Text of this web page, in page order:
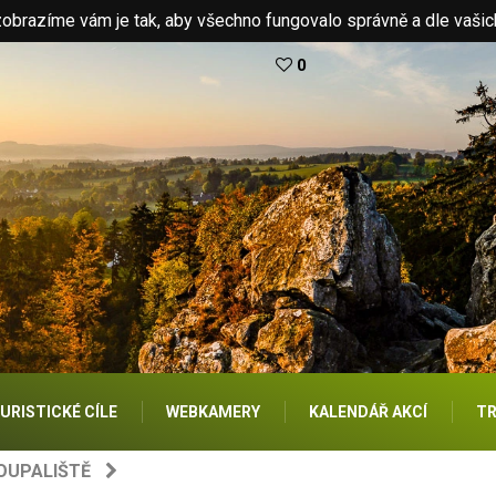
vám je tak, aby všechno fungovalo správně a dle
0
CÍLE WEBKAMERY KALENDÁŘ AKCÍ